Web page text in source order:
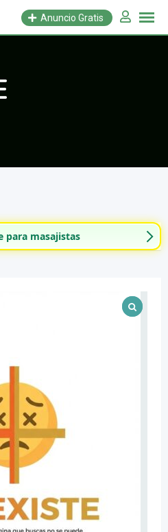
Anuncio Gratis
masajistas